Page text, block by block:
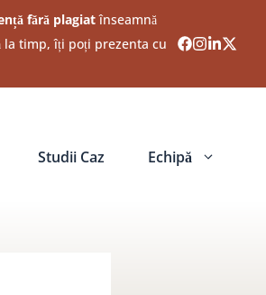
fără plagiatînseamnă
la timp, îți poți prezenta cu
Studii Caz Echipă